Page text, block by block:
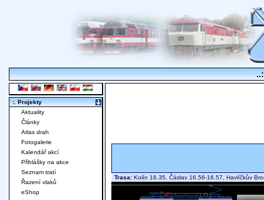
Trasa: Kolín 16.35, Čáslav 16.56-16.57, Havlíčkův
:. Projekty
Aktuality
Články
Atlas drah
Fotogalerie
Kalendář akcí
Přihlášky na akce
Seznam tratí
Řazení vlaků
eShop